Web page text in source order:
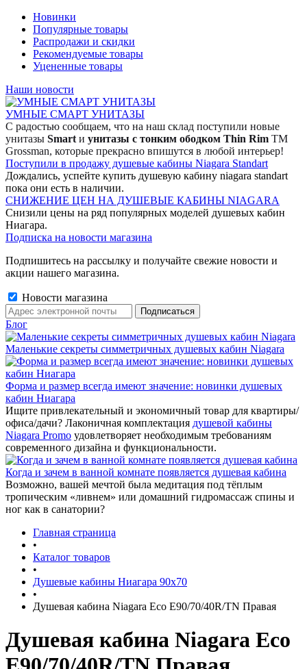
Новинки
Популярные товары
Распродажи и скидки
Рекомендуемые товары
Уцененные товары
Наши новости
УМНЫЕ СМАРТ УНИТАЗЫ
С радостью сообщаем, что на наш склад поступили новые
унитазы Smart и унитазы с тонким ободком Thin Rim TM
Grossman, которые прекрасно впишутся в любой интерьер!
Поступили в продажу душевые кабины Niagara Standart
Дождались, успейте купить душевую кабину niagara standart
пока они есть в наличии.
СНИЖЕНИЕ ЦЕН НА ДУШЕВЫЕ КАБИНЫ NIAGARA
Снизили цены на ряд популярных моделей душевых кабин
Ниагара.
Подписка на новости магазина
Подпишитесь на рассылку и получайте свежие новости и
акции нашего магазина.
Новости магазина
Блог
Маленькие секреты симметричных душевых кабин Niagara
Форма и размер всегда имеют значение: новинки душевых
кабин Ниагара
Ищите привлекательный и экономичный товар для квартиры/
офиса/дачи? Лаконичная комплектация душевой кабины
Niagara Promo удовлетворяет необходимым требованиям
современного дизайна и функциональности.
Когда и зачем в ванной комнате появляется душевая кабина
Возможно, вашей мечтой была медитация под тёплым
тропическим «ливнем» или домашний гидромассаж спины и
ног как в санатории?
Главная страница
•
Каталог товаров
•
Душевые кабины Ниагара 90x70
•
Душевая кабина Niagara Eco E90/70/40R/ТN Правая
Душевая кабина Niagara Eco